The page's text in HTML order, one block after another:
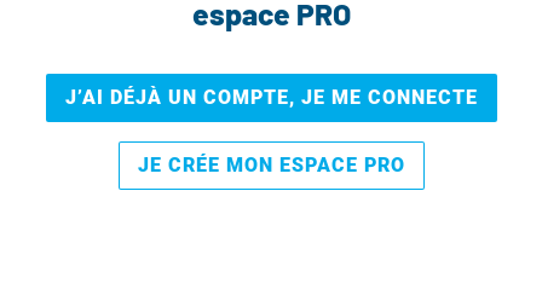
espace PRO
J’AI DÉJÀ UN COMPTE, JE ME CONNECTE
JE CRÉE MON ESPACE PRO